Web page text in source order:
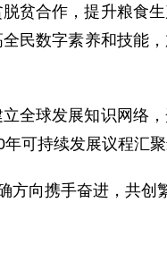
合作，提升粮食生
民数字素养和技能
球发展知识网络，
可持续发展议程汇聚
方向携手奋进，共创